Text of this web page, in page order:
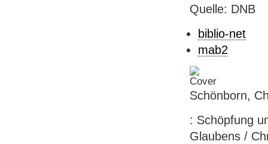
Quelle: DNB
biblio-net
mab2
Schönborn,
: Schöpfung
Glaubens /